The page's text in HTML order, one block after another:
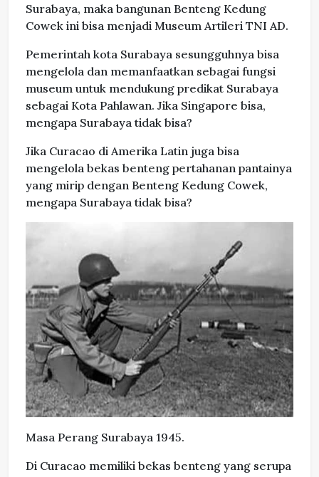
Surabaya, maka bangunan Benteng Kedung
Cowek ini bisa menjadi Museum Artileri TNI AD.
Pemerintah kota Surabaya sesungguhnya bisa
mengelola dan memanfaatkan sebagai fungsi
museum untuk mendukung predikat Surabaya
sebagai Kota Pahlawan. Jika Singapore bisa,
mengapa Surabaya tidak bisa?
Jika Curacao di Amerika Latin juga bisa
mengelola bekas benteng pertahanan pantainya
yang mirip dengan Benteng Kedung Cowek,
mengapa Surabaya tidak bisa?
Masa Perang Surabaya 1945.
Di Curacao memiliki bekas benteng yang serupa